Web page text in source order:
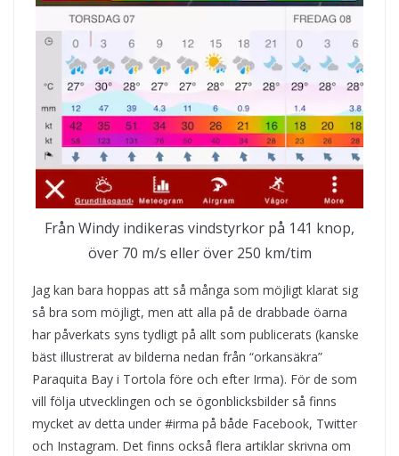
Från Windy indikeras vindstyrkor på 141 knop,
över 70 m/s eller över 250 km/tim
Jag kan bara hoppas att så många som möjligt klarat sig
så bra som möjligt, men att alla på de drabbade öarna
har påverkats syns tydligt på allt som publicerats (kanske
bäst illustrerat av bilderna nedan från “orkansäkra”
Paraquita Bay i Tortola före och efter Irma). För de som
vill följa utvecklingen och se ögonblicksbilder så finns
mycket av detta under #irma på både Facebook, Twitter
och Instagram. Det finns också flera artiklar skrivna om